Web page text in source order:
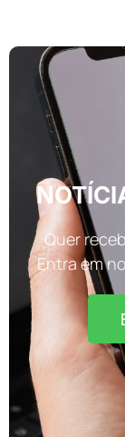
Quer
Entra em